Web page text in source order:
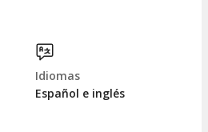
Idiomas
Español e inglés